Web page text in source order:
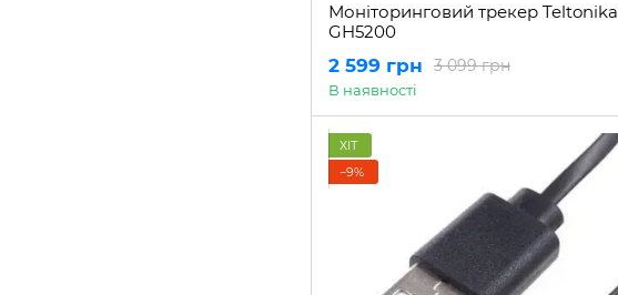
Моніторинговий трекер Teltonika
GH5200
3 099 грн
2 599 грн
В наявності
ХІТ
−9%